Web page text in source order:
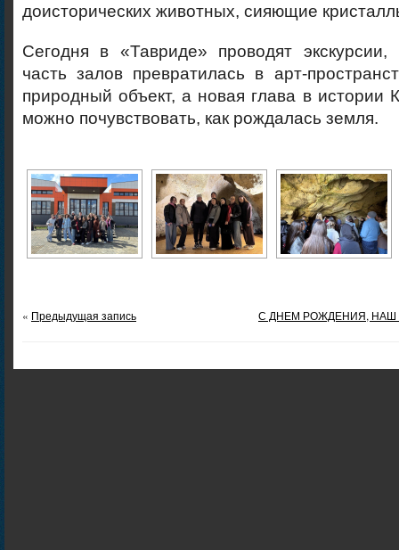
доисторических животных, сияющие
Сегодня в «Тавриде» проводят
часть залов превратилась в арт-
природный объект, а новая глава в
можно почувствовать, как рождалась земля.
« Предыдущая запись С ДНЕМ РОЖДЕНИЯ,